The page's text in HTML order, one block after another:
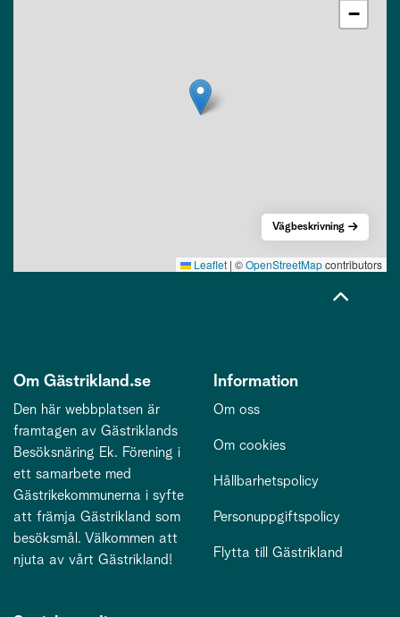
−
Leaflet | ©OpenStreetMapcontributors
Vägbeskrivning
Om Gästrikland.se
Den här webbplatsen är
framtagen av Gästriklands
Besöksnäring Ek. Förening i
ett samarbete med
Gästrikekommunerna i syfte
att främja Gästrikland som
besöksmål. Välkommen att
njuta av vårt Gästrikland!
Information
Om oss
Om cookies
Hållbarhetspolicy
Personuppgiftspolicy
Flytta till Gästrikland